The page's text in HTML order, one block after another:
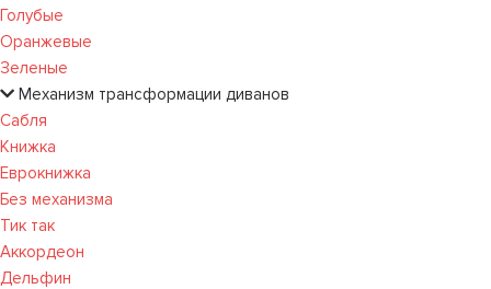
Голубые
Оранжевые
Зеленые
Механизм трансформации диванов
Сабля
Книжка
Еврокнижка
Без механизма
Тик так
Аккордеон
Дельфин